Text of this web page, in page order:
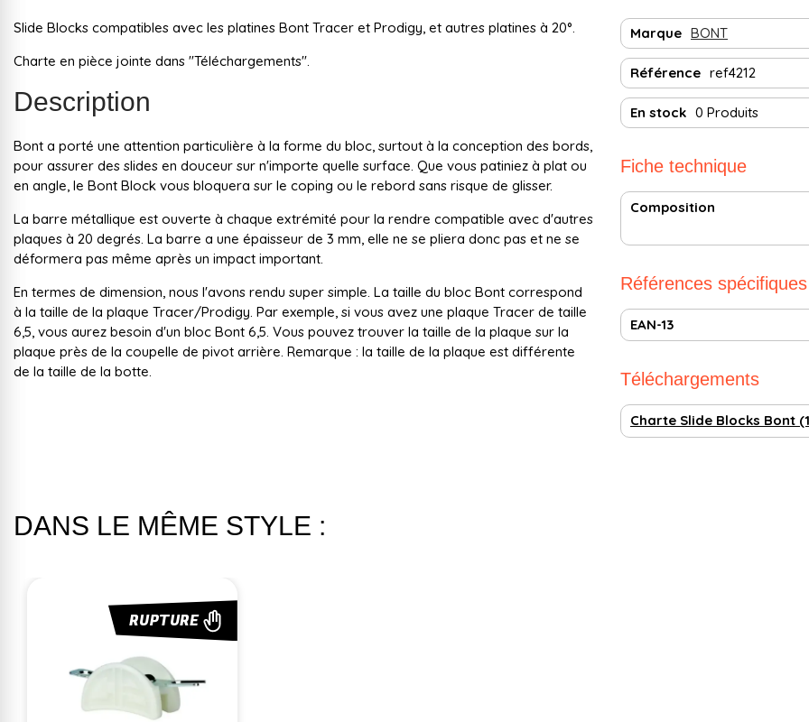
Slide Blocks compatibles avec les platines Bont Tracer et Prodigy, et autres platines à 20°.
Charte en pièce jointe dans "Téléchargements".
Description
Bont a porté une attention particulière à la forme du bloc, surtout à la conception des bords,
pour assurer des slides en douceur sur n'importe quelle surface. Que vous patiniez à plat ou
en angle, le Bont Block vous bloquera sur le coping ou le rebord sans risque de glisser.
La barre métallique est ouverte à chaque extrémité pour la rendre compatible avec d'autres
plaques à 20 degrés. La barre a une épaisseur de 3 mm, elle ne se pliera donc pas et ne se
déformera pas même après un impact important.
En termes de dimension, nous l'avons rendu super simple. La taille du bloc Bont correspond
à la taille de la plaque Tracer/Prodigy. Par exemple, si vous avez une plaque Tracer de taille
6,5, vous aurez besoin d'un bloc Bont 6,5. Vous pouvez trouver la taille de la plaque sur la
plaque près de la coupelle de pivot arrière. Remarque : la taille de la plaque est différente
de la taille de la botte.
Marque BONT
Référence ref4212
En stock 0 Produits
Fiche technique
Composition
Références spécifiques
EAN-13
Téléchargements
Charte Slide Blocks Bont
DANS LE MÊME STYLE :
RUPTURE